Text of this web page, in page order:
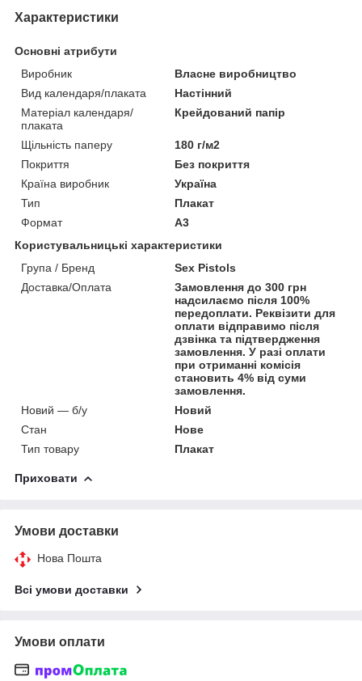
Характеристики
Основні атрибути
Виробник
Власне виробництво
Вид календаря/плаката
Настінний
Матеріал календаря/
плаката
Крейдований папір
Щільність паперу
180 г/м2
Покриття
Без покриття
Країна виробник
Україна
Тип
Плакат
Формат
A3
Користувальницькі характеристики
Група / Бренд
Sex Pistols
Доставка/Оплата
Замовлення до 300 грн
надсилаємо після 100%
передоплати. Реквізити для
оплати відправимо після
дзвінка та підтвердження
замовлення. У разі оплати
при отриманні комісія
становить 4% від суми
замовлення.
Новий — б/у
Новий
Стан
Нове
Тип товару
Плакат
Приховати
Умови доставки
Нова Пошта
Всі умови доставки
Умови оплати